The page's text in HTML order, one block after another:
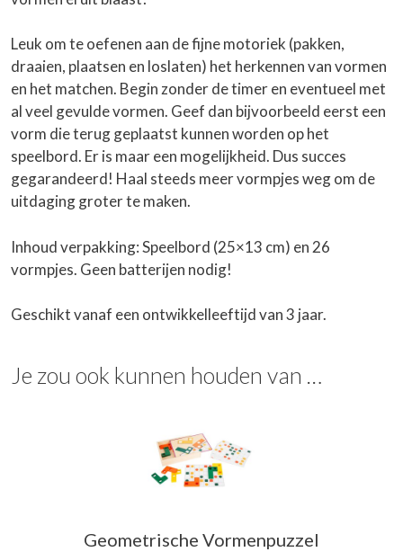
Leuk om te oefenen aan de fijne motoriek (pakken,
draaien, plaatsen en loslaten) het herkennen van vormen
en het matchen. Begin zonder de timer en eventueel met
al veel gevulde vormen. Geef dan bijvoorbeeld eerst een
vorm die terug geplaatst kunnen worden op het
speelbord. Er is maar een mogelijkheid. Dus succes
gegarandeerd! Haal steeds meer vormpjes weg om de
uitdaging groter te maken.
Inhoud verpakking: Speelbord (25×13 cm) en 26
vormpjes. Geen batterijen nodig!
Geschikt vanaf een ontwikkelleeftijd van 3 jaar.
Je zou ook kunnen houden van …
Geometrische Vormenpuzzel